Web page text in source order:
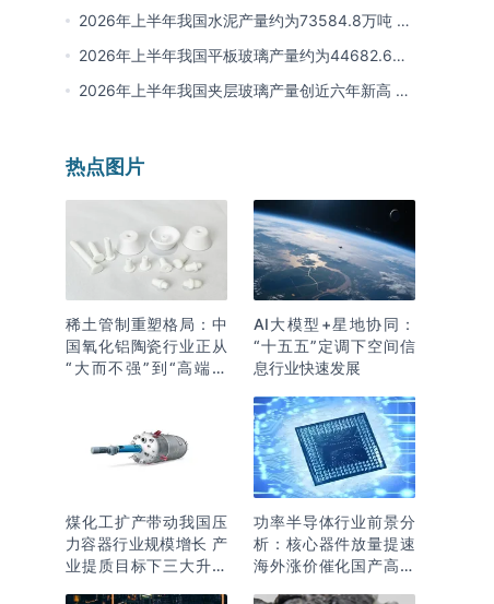
其中江苏、浙江产量分别占比18.9%、16.0%
2026年上半年我国水泥产量约为73584.8万吨 同
比下降8% 其中广东、浙江和安徽分别排名前三
2026年上半年我国平板玻璃产量约为44682.6万
重量箱 同比下降5.7% 其中河北产量最多 占比
2026年上半年我国夹层玻璃产量创近六年新高 约
热点图片
稀土管制重塑格局：中
国氧化铝陶瓷行业正从
“大而不强”到“高端突
AI大模型+星地协同：
“十五五”定调下空间信
息行业快速发展
煤化工扩产带动我国压
力容器行业规模增长 产
业提质目标下三大升级
功率半导体行业前景分
析：核心器件放量提速
海外涨价催化国产高端